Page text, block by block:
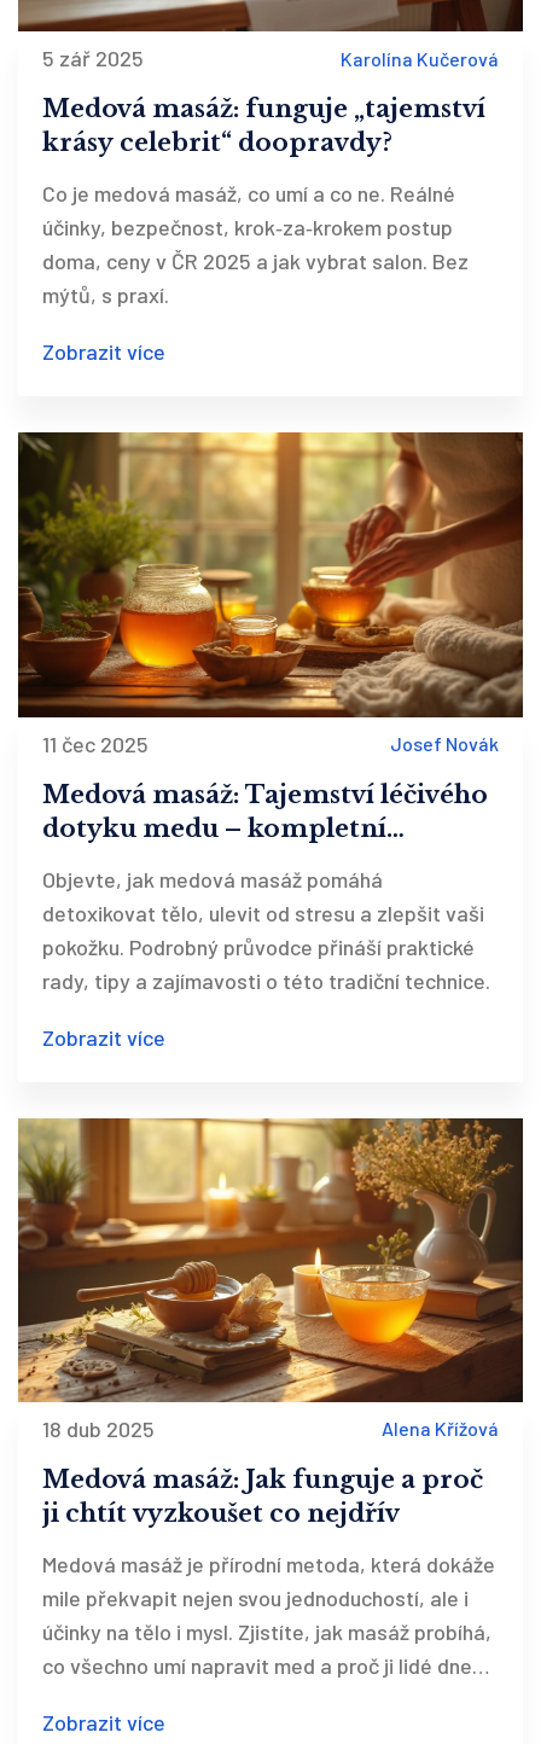
5 zář 2025 Karolína Kučerová
Medová masáž: funguje „tajemství
krásy celebrit“ doopravdy?
Co je medová masáž, co umí a co ne. Reálné
účinky, bezpečnost, krok‑za‑krokem postup
doma, ceny v ČR 2025 a jak vybrat salon. Bez
mýtů, s praxí.
Zobrazit více
11 čec 2025 Josef Novák
Medová masáž: Tajemství léčivého
dotyku medu – kompletní
Objevte, jak medová masáž pomáhá
detoxikovat tělo, ulevit od stresu a zlepšit vaši
pokožku. Podrobný průvodce přináší praktické
rady, tipy a zajímavosti o této tradiční technice.
Zobrazit více
18 dub 2025 Alena Křížová
Medová masáž: Jak funguje a proč
ji chtít vyzkoušet co nejdřív
Medová masáž je přírodní metoda, která dokáže
mile překvapit nejen svou jednoduchostí, ale i
účinky na tělo i mysl. Zjistíte, jak masáž probíhá,
co všechno umí napravit med a proč ji lidé dnes
vychytávky, jak najít dobrého terapeuta, tipy
Zobrazit více